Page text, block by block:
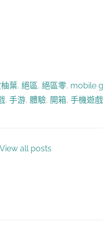
葉, 絕區, 絕區零, mobile
, 手游, 體驗, 開箱, 手機遊戲
View all posts